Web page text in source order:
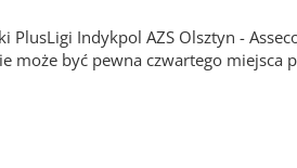
PlusLigi Indykpol AZS Olsztyn -
może być pewna czwartego miejsca